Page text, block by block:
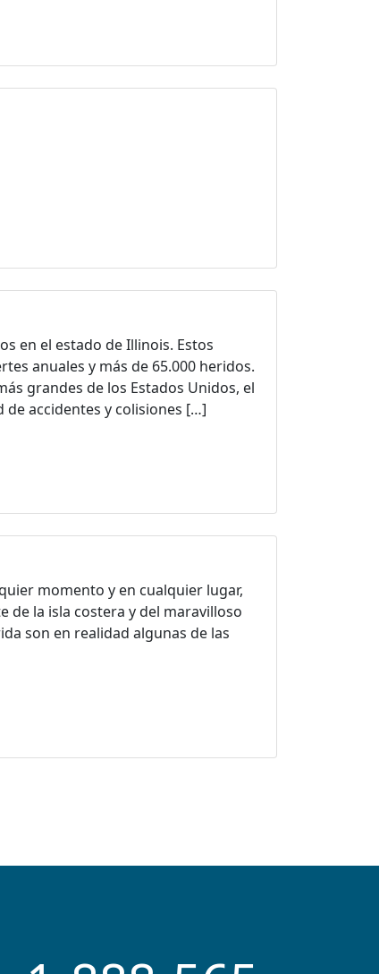
en el estado de Illinois. Estos
anuales y más de 65.000 heridos.
grandes de los Estados Unidos, el
accidentes y colisiones […]
momento y en cualquier lugar,
de la isla costera y del maravilloso
son en realidad algunas de las